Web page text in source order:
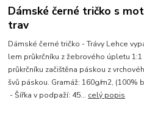
Dámské černé tričko s
trav
Dámské černé tričko - Trávy Lehce
lem průkrčníku z žebrového úpletu
průkrčníku začištěna páskou z
švů páskou. Gramáž: 160g/m2, (100%
- Šířka v podpaží: 45... celý popis